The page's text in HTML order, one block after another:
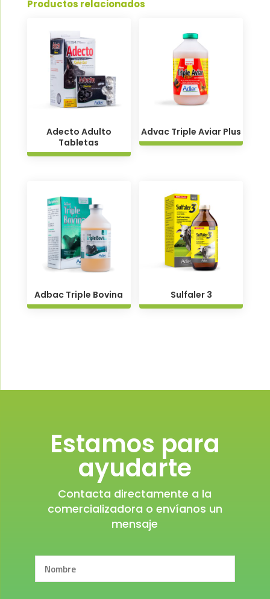
Productos relacionados
Adecto Adulto
Tabletas
Advac Triple Aviar Plus
Adbac Triple Bovina Sulfaler 3
Estamos para
ayudarte
Contacta directamente a la
comercializadora o envíanos un
mensaje